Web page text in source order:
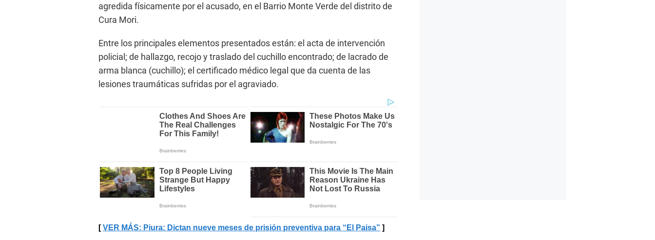
agredida físicamente por el acusado, en el Barrio Monte Verde del distrito de
Cura Mori.
Entre los principales elementos presentados están: el acta de intervención
policial; de hallazgo, recojo y traslado del cuchillo encontrado; de lacrado de
arma blanca (cuchillo); el certificado médico legal que da cuenta de las
lesiones traumáticas sufridas por el agraviado.
VER MÁS: Piura: Dictan nueve meses de prisión preventiva para “El Paisa”